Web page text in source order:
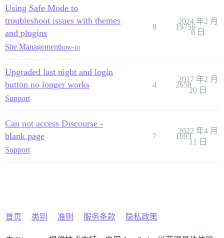
Using Safe Mode to
troubleshoot issues with themes
and plugins
Site Managementhow-to
8 19756
2024 年2 月
8 日
Upgraded last night and login
button no longer works
Support
4 2658
2017 年2 月
20 日
Can not access Discourse -
blank page
Support
7 1693
2022 年4 月
11 日
首页 类别 准则 服务条款 隐私政策